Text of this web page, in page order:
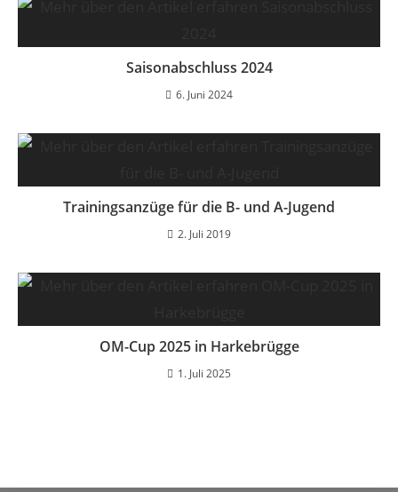
Saisonabschluss 2024
6. Juni 2024
Trainingsanzüge für die B- und A-Jugend
2. Juli 2019
OM-Cup 2025 in Harkebrügge
1. Juli 2025